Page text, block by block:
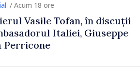
/ Acum 18 ore
Vasile Tofan, în discuții
Italiei, Giuseppe
Perricone